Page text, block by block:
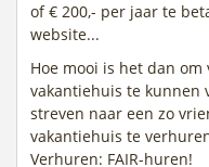
of € 200,- per jaar te
website...
Hoe mooi is het dan
vakantiehuis te kunnen
streven naar een zo
vakantiehuis te
Verhuren: FAIR-huren!